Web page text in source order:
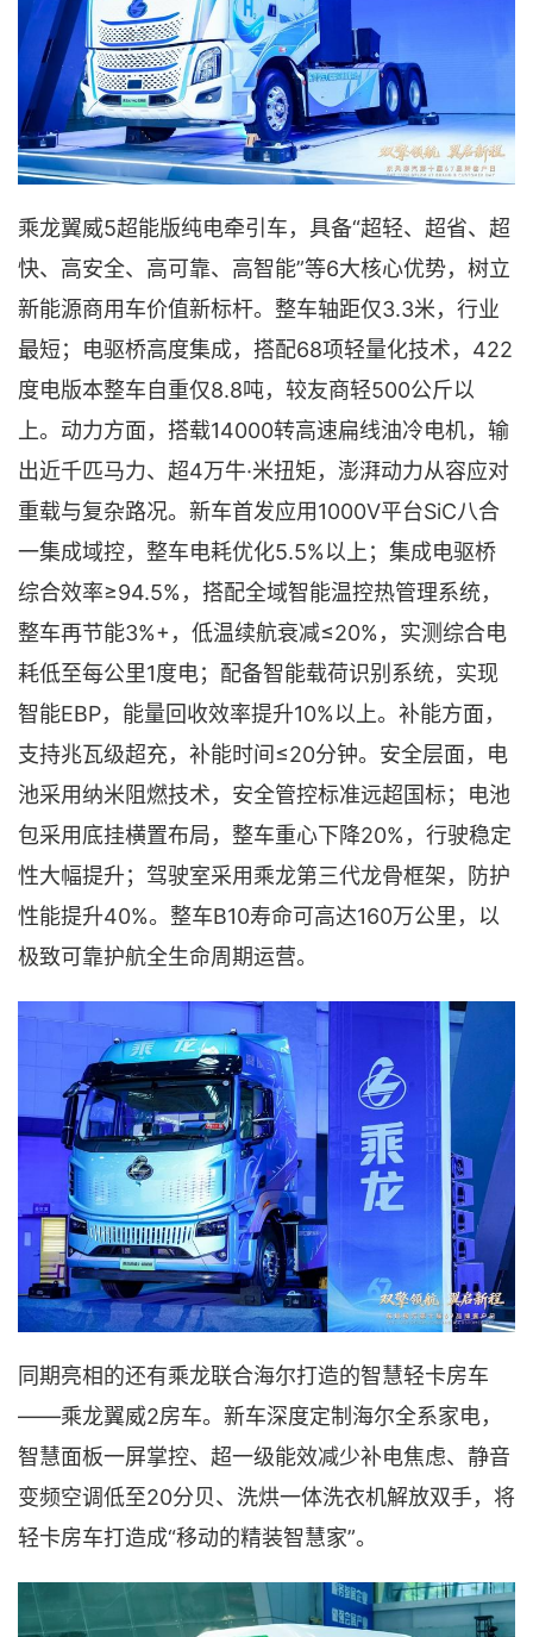
乘龙翼威5超能版纯电牵引车，具备“超轻、超省、超
快、高安全、高可靠、高智能”等6大核心优势，树立
新能源商用车价值新标杆。整车轴距仅3.3米，行业
最短；电驱桥高度集成，搭配68项轻量化技术，422
度电版本整车自重仅8.8吨，较友商轻500公斤以
上。动力方面，搭载14000转高速扁线油冷电机，输
出近千匹马力、超4万牛·米扭矩，澎湃动力从容应对
重载与复杂路况。新车首发应用1000V平台SiC八合
一集成域控，整车电耗优化5.5%以上；集成电驱桥
综合效率≥94.5%，搭配全域智能温控热管理系统，
整车再节能3%+，低温续航衰减≤20%，实测综合电
耗低至每公里1度电；配备智能载荷识别系统，实现
智能EBP，能量回收效率提升10%以上。补能方面，
支持兆瓦级超充，补能时间≤20分钟。安全层面，电
池采用纳米阻燃技术，安全管控标准远超国标；电池
包采用底挂横置布局，整车重心下降20%，行驶稳定
性大幅提升；驾驶室采用乘龙第三代龙骨框架，防护
性能提升40%。整车B10寿命可高达160万公里，以
极致可靠护航全生命周期运营。
同期亮相的还有乘龙联合海尔打造的智慧轻卡房车
——乘龙翼威2房车。新车深度定制海尔全系家电，
智慧面板一屏掌控、超一级能效减少补电焦虑、静音
变频空调低至20分贝、洗烘一体洗衣机解放双手，将
轻卡房车打造成“移动的精装智慧家”。